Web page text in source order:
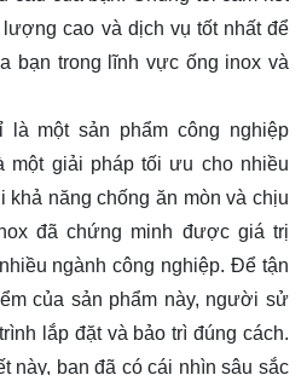
cao và dịch vụ tốt nhất để
bạn trong lĩnh vực ống inox và
là một sản phẩm công nghiệp
một giải pháp tối ưu cho nhiều
năng chống ăn mòn và chịu
đã chứng minh được giá trị
ngành công nghiệp. Để tận
của sản phẩm này, người sử
lắp đặt và bảo trì đúng cách.
này, bạn đã có cái nhìn sâu sắc